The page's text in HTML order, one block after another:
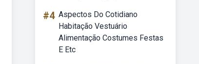
#4 Aspectos Do Cotidiano
Habitação Vestuário
Alimentação Costumes Festas
E Etc